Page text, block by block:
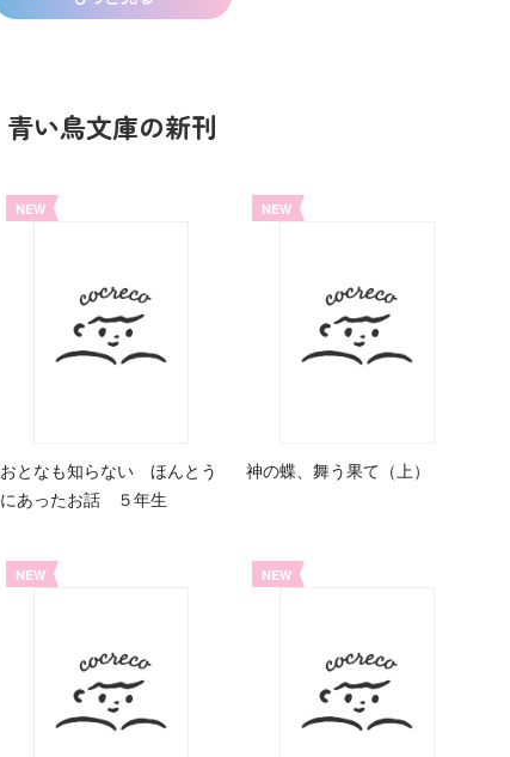
青い鳥文庫の新刊
NEW
おとなも知らない ほんとう
にあったお話 ５年生
NEW
神の蝶、舞う果て（上）
NEW NEW